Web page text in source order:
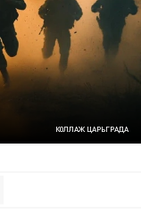
КОЛЛАЖ ЦАРЬГРАДА